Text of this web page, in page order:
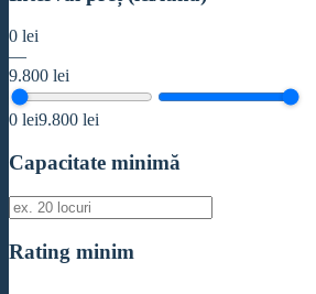
0 lei
—
9.800 lei
0 lei9.800 lei
Capacitate minimă
Rating minim